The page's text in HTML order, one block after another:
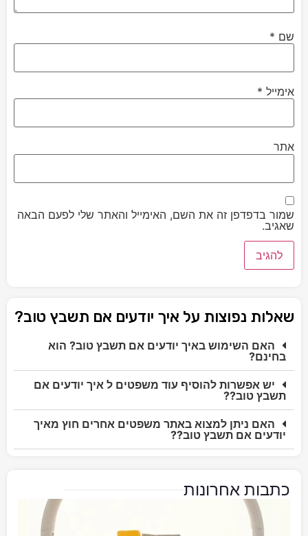
שם *
אימייל *
אתר
שמור בדפדפן זה את השם, האימייל והאתר שלי לפעם הבאה
שאגיב.
שאלות נפוצות על איך יודעים אם תשבץ טוב?
האם השימוש באיך יודעים אם תשבץ טוב? הוא
בחינם?
יש אפשרות להוסיף עוד משפטים ל איך יודעים אם
תשבץ טוב??
האם ניתן למצוא באתר משפטים אחרים חוץ מאיך
יודעים אם תשבץ טוב??
כתבות אחרונות